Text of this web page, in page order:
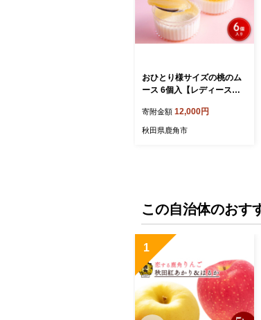
おひとり様サイズの桃のム
ース 6個入【レディースフ
レンタインデー ホワイトデ
ー 家庭用 完熟 国産 桃 お中
寄附金額 12,000円
秋田県鹿角市
この自治体のおす
1